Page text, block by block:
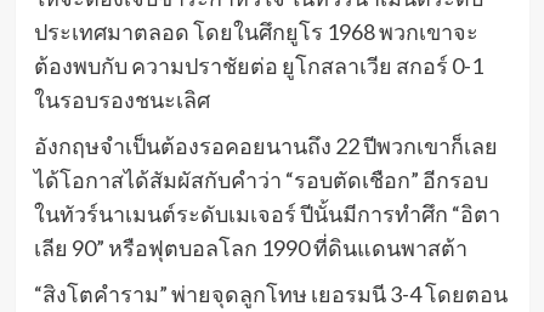
ประเทศมาตลอด โดยในศึกยูโร 1968 พวกเขาจะ
ต้องพบกับ ความปราชัยต่อ ยูโกสลาเวีย สกอร์ 0-1
ในรอบรองชนะเลิศ
อังกฤษจำเป็นต้องรอคอยนานถึง 22 ปีพวกเขาก็เลย
ได้โอกาสได้สัมผัสกับคำว่า “รอบตัดเชือก” อีกรอบ
ในทัวร์นาเมนต์ระดับเมเจอร์ ปีนั้นมีการทำศึก “อิตา
เลีย 90” หรือฟุตบอลโลก 1990 ที่ดินแดนพาสต้า
“สิงโตคำราม” พ่ายจุดลูกโทษ เยอรมนี 3-4 โดยตอน